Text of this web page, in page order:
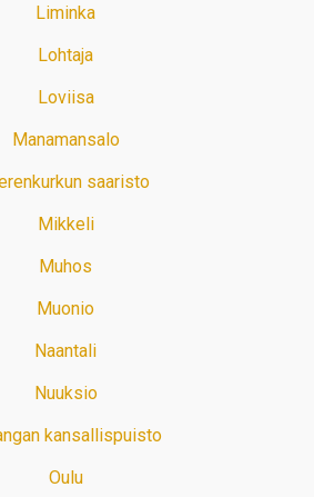
Liminka
Lohtaja
Loviisa
Manamansalo
saaristo
Mikkeli
Muhos
Muonio
Naantali
Nuuksio
kansallispuisto
Oulu